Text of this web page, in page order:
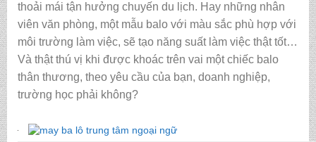
thoải mái tận hưởng chuyến du lịch. Hay những nhân
viên văn phòng, một mẫu balo với màu sắc phù hợp với
môi trường làm việc, sẽ tạo năng suất làm việc thật tốt…
Và thật thú vị khi được khoác trên vai một chiếc balo
thân thương, theo yêu cầu của bạn, doanh nghiệp,
trường học phải không?